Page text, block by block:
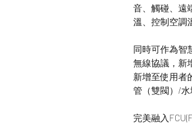
音、觸碰、遠
溫、控制空調
同時可作為智
無線協議，新
新增至使用者
管（雙閥）/水
完美融入